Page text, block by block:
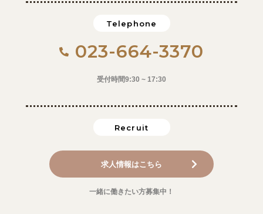
Telephone
023-664-3370
受付時間9:30 ~ 17:30
Recruit
求人情報はこちら
一緒に働きたい方募集中！